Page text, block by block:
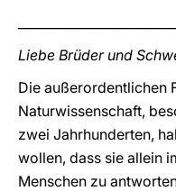
Liebe Brüder und
Die außerordentlichen
Naturwissenschaft,
zwei Jahrhunderten,
wollen, dass sie allein
Menschen zu